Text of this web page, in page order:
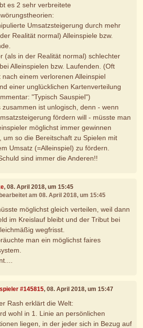
es 2 sehr verbreitete
Umsatzsteigerung durch mehr
Realität normal) Alleinspiele bzw.
(als in der Realität normal) schlechter
Alleinspielen bzw. Laufenden. (Oft
nach einem verlorenen Alleinspiel
einer unglücklichen Kartenverteilung
"Typisch Sauspiel")
zusammen ist unlogisch, denn - wenn
fördern will - müsste man
möglichst immer gewinnen
um so die Bereitschaft zu Spielen mit
Umsatz (=Alleinspiel) zu fördern.
sind immer die Anderen!!
, 08. April 2018, um 15:45
am 08. April 2018, um 15:45
möglichst gleich verteilen, weil dann
im Kreislauf bleibt und der Tribut bei
wegfrisst.
man ein möglichst faires
#145815, 08. April 2018, um 15:47
Rash erklärt die Welt:
wohl in 1. Linie an persönlichen
liegen, in der jeder sich in Bezug auf